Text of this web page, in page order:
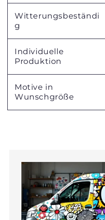
Witterungsbeständi
g
Individuelle
Produktion
Motive in
Wunschgröße